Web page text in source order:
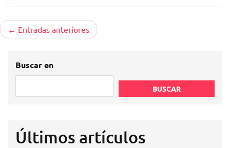
Navegación
entradas
Entradas anteriores
Buscar en
BUSCAR
Últimos artículos